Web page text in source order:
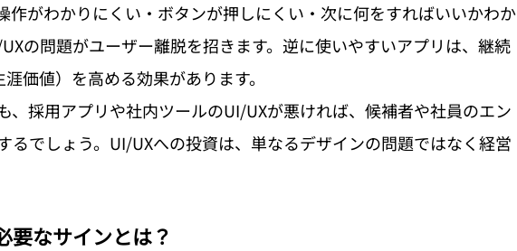
作がわかりにくい・ボタンが押しにくい・次に何をすればいいかわか
の問題がユーザー離脱を招きます。逆に使いやすいアプリは、継続
価値）を高める効果があります。
、採用アプリや社内ツールのUI/UXが悪ければ、候補者や社員のエン
るでしょう。UI/UXへの投資は、単なるデザインの問題ではなく経営
要なサインとは？